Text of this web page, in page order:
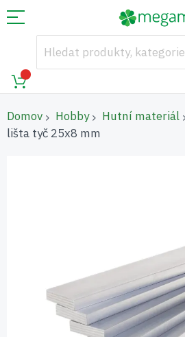
Domov Hobby Hutní materiál
lišta tyč 25x8 mm